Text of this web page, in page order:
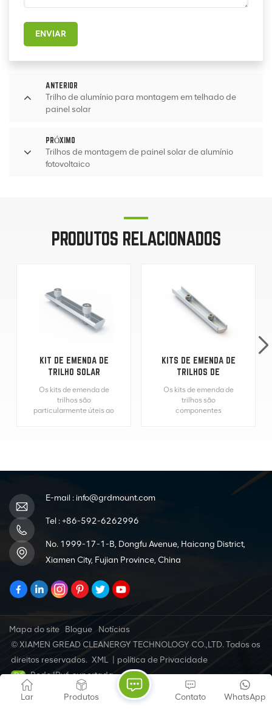
ENVIAR
ANTERIOR
Trilho de alumínio para montagem em telhado de
painel solar
PRÓXIMO
Trilhos de montagem de painel solar de alumínio
fotovoltaico
PRODUTOS RELACIONADOS
KIT DE EMENDA DE
TRILHO SOLAR
ALUMÍNIO
Os kits de emenda de
trilhos são
particularmente úteis ao
longos para acomodar o
KITS DE EMENDA DE
TRILHOS DE
TELHADO DE PAINEL
Os kits de emenda de
trilhos são
componentes
garantem integridade
E-mail : info@grdmount.com
Tel :+86-592-6262996
No. 1999-17-1-B, Dongfu Avenue, Haicang District,
Xiamen City, Fujian Province, China
Mapa do site Blogue
Notícias
© XIAMEN GREAD CLEANERGY TECHNOLOGY CO.,LTD. Todos os
direitos reservados. XML
política de Privacidade
Rede IPv6 suportada
Lar Produtos WhatsApp
Contato